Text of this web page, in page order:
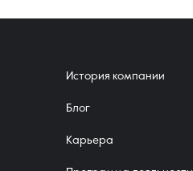
История компании
Блог
Карьера